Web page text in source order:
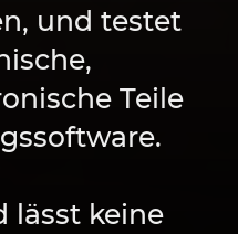
und testet
Teile
lässt keine